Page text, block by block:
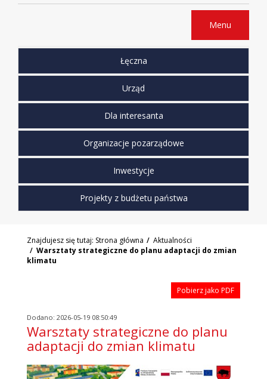
Menu
Łęczna
Urząd
Dla interesanta
Organizacje pozarządowe
Inwestycje
Projekty z budżetu państwa
Znajdujesz się tutaj: Strona główna
Aktualności
Warsztaty strategiczne do planu adaptacji do zmian
klimatu
Pobierz jako PDF
Dodano: 2026-05-19 08:50:49
Warsztaty strategiczne do planu
adaptacji do zmian klimatu